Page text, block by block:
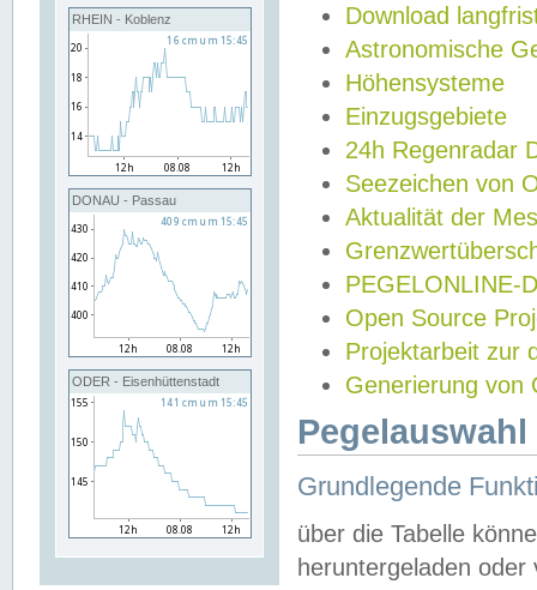
RHEIN - Koblenz
DONAU - Passau
ODER - Eisenhüttenstadt
Download
Astronomische
Höhensysteme
Einzugsgebiete
24h Regenradar
Seezeichen von
Aktualität der
PEGELONLINE-
Open Source
Projektarbeit zur
Generierung von
Grundlegende
über die Tabelle
heruntergeladen oder